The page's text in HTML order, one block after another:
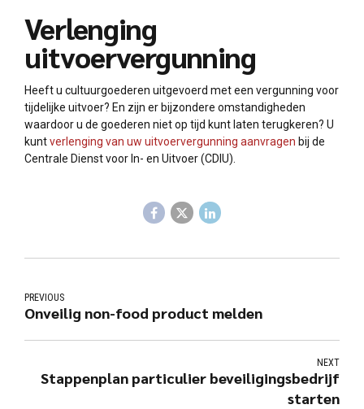
Verlenging
uitvoervergunning
Heeft u cultuurgoederen uitgevoerd met een vergunning voor
tijdelijke uitvoer? En zijn er bijzondere omstandigheden
waardoor u de goederen niet op tijd kunt laten terugkeren? U
kuntverlenging van uw uitvoervergunning aanvragen bij de
Centrale Dienst voor In- en Uitvoer (CDIU).
PREVIOUS
Onveilig non-food product melden
NEXT
Stappenplan particulier beveiligingsbedrijf
starten